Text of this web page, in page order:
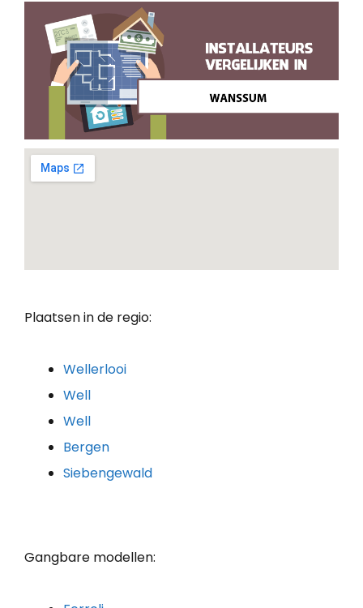
Plaatsen in de regio:
Wellerlooi
Well
Well
Bergen
Siebengewald
Gangbare modellen: